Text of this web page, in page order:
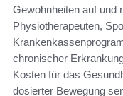
Gewohnheiten auf und
Physiotherapeuten,
chronischer
Kosten für das
dosierter Bewegung